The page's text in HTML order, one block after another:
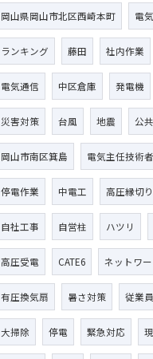
岡山県岡山市北区西崎本町 電
ランキング 藤田 社内作業
電気通信 中区倉庫 発電機
災害対策 台風 地震 公
岡山市南区箕島 電気主任技術者
停電作業 中電工 高圧縁切り
自社工事 自営柱 ハツリ
高圧受電 CATE6 ネットワ
有圧換気扇 暑さ対策 従業
大掃除 停電 緊急対応